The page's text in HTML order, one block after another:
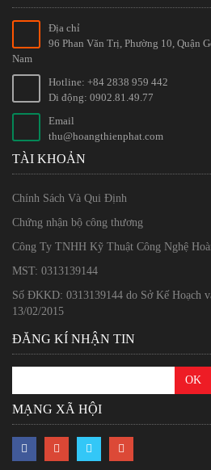
Địa chỉ
96 Phan Văn Trị, Phường 10, Quận
Nam
Hotline: +84 2838 959 442
Di động: 0902.81.49.77
Email
thu@hoangthienphat.com
TÀI KHOẢN
Chính Sách Và Qui Định
Chứng nhận bộ công thương
Công Ty TNHH Kỹ Thuật Công Nghệ
MST: 0313139144
Số ĐKKD: 0313139144 do Sở Kế Hoạch
13/02/2015
ĐĂNG KÍ NHẬN TIN
MẠNG XÃ HỘI